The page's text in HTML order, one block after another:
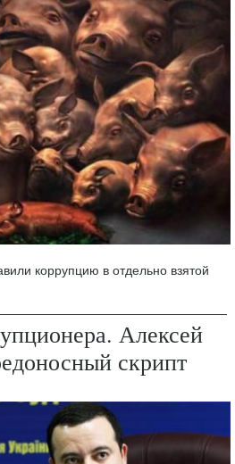
коррупцию в отдельно взятой
Алексей
скрипт